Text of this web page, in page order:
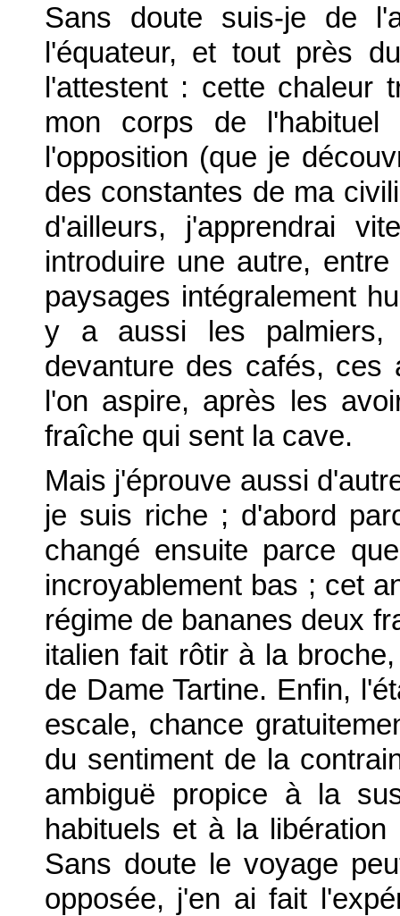
Sans doute suis-je de
l'équateur, et tout près
l'attestent : cette chaleur
mon corps de
l'opposition (que je
des constantes de ma
d'ailleurs, j'apprendrai
introduire une autre,
paysages intégralement
y a aussi les
devanture des cafés,
l'on aspire, après les
fraîche qui sent la cave.
Mais j'éprouve aussi
je suis riche ; d'abord
changé ensuite parce
incroyablement bas ; cet
régime de bananes deux
italien fait rôtir à la
de Dame Tartine. Enfin,
escale, chance
du sentiment de la
ambiguë propice à la
habituels et à la
Sans doute le voyage
opposée, j'en ai fait